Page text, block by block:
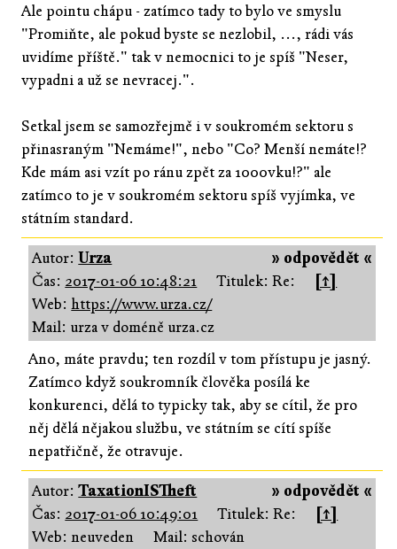
Ale pointu chápu - zatímco tady to bylo ve smyslu
"Promiňte, ale pokud byste se nezlobil, ..., rádi vás
uvidíme příště." tak v nemocnici to je spíš "Neser,
vypadni a už se nevracej.".
Setkal jsem se samozřejmě i v soukromém sektoru s
přinasraným "Nemáme!", nebo "Co? Menší nemáte!?
Kde mám asi vzít po ránu zpět za 1000vku!?" ale
zatímco to je v soukromém sektoru spíš vyjímka, ve
státním standard.
» odpovědět «
Autor:Urza
Čas: 2017-01-06 10:48:21 Titulek: Re:
[↑]
Web:https://www.urza.cz/
Mail: urza v doméně urza.cz
Ano, máte pravdu; ten rozdíl v tom přístupu je jasný.
Zatímco když soukromník člověka posílá ke
konkurenci, dělá to typicky tak, aby se cítil, že pro
něj dělá nějakou službu, ve státním se cítí spíše
nepatřičně, že otravuje.
» odpovědět «
Autor:TaxationISTheft
Čas: 2017-01-06 10:49:01 Titulek: Re:
[↑]
Web: neuveden
Mail: schován